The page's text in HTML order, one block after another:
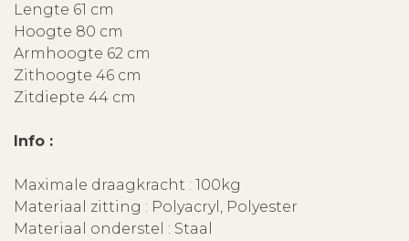
Lengte 61 cm
Hoogte 80 cm
Armhoogte 62 cm
Zithoogte 46 cm
Zitdiepte 44 cm
Info :
Maximale draagkracht : 100kg
Materiaal zitting : Polyacryl, Polyester
Materiaal onderstel : Staal